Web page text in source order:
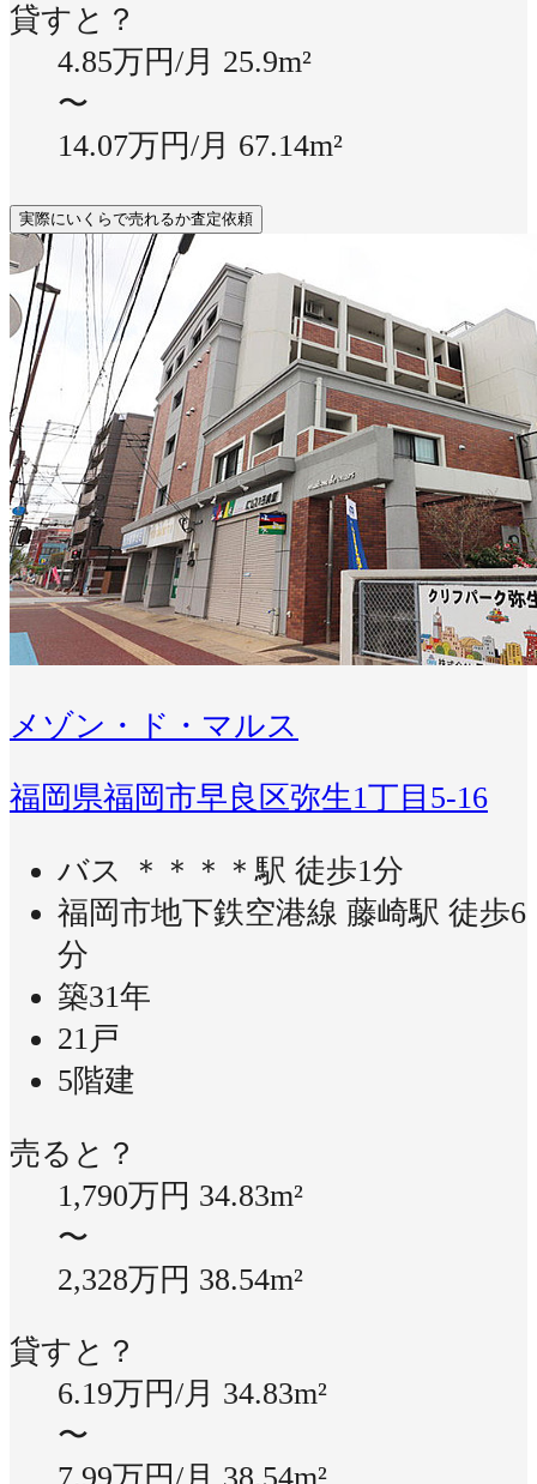
貸すと？
4.85万円/月 25.9m²
〜
14.07万円/月 67.14m²
実際にいくらで売れるか査定依頼
メゾン・ド・マルス
福岡県福岡市早良区弥生1丁目5-16
バス ＊＊＊＊駅 徒歩1分
福岡市地下鉄空港線 藤崎駅 徒歩6
分
築31年
21戸
5階建
売ると？
1,790万円 34.83m²
〜
2,328万円 38.54m²
貸すと？
6.19万円/月 34.83m²
〜